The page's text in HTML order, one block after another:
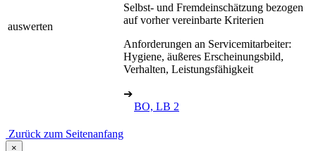
auswerten
Selbst- und Fremdeinschätzung bezogen
auf vorher vereinbarte Kriterien
Anforderungen an Servicemitarbeiter:
Hygiene, äußeres Erscheinungsbild,
Verhalten, Leistungsfähigkeit
➔
BO, LB 2
Zurück zum Seitenanfang
×